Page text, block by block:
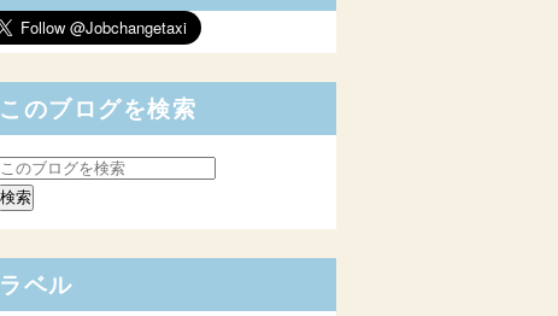
このブログを検索
ラベル